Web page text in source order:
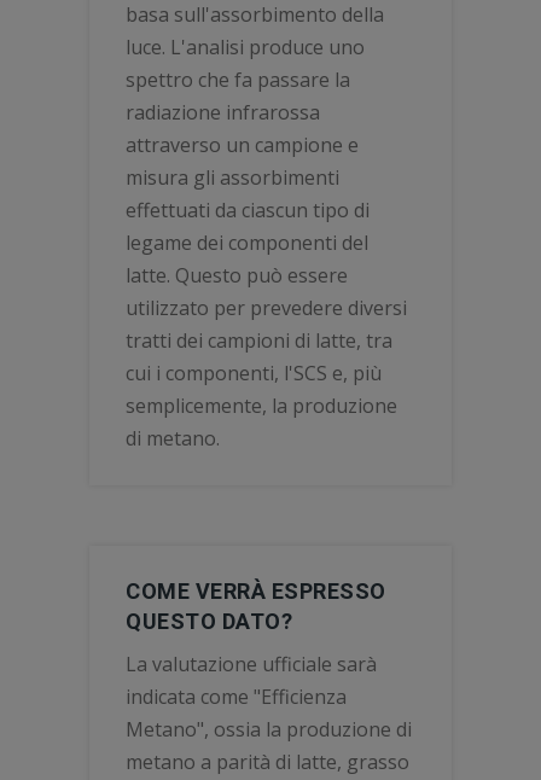
basa sull'assorbimento della
luce. L'analisi produce uno
spettro che fa passare la
radiazione infrarossa
attraverso un campione e
misura gli assorbimenti
effettuati da ciascun tipo di
legame dei componenti del
latte. Questo può essere
utilizzato per prevedere diversi
tratti dei campioni di latte, tra
cui i componenti, l'SCS e, più
semplicemente, la produzione
di metano.
COME VERRÀ ESPRESSO
QUESTO DATO?
La valutazione ufficiale sarà
indicata come "Efficienza
Metano", ossia la produzione di
metano a parità di latte, grasso